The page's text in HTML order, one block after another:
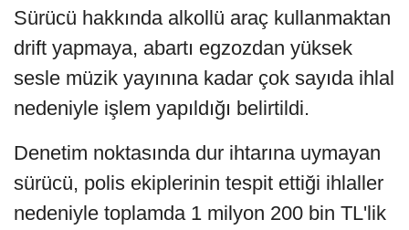
Sürücü hakkında alkollü araç kullanmaktan
drift yapmaya, abartı egzozdan yüksek
sesle müzik yayınına kadar çok sayıda ihlal
nedeniyle işlem yapıldığı belirtildi.
Denetim noktasında dur ihtarına uymayan
sürücü, polis ekiplerinin tespit ettiği ihlaller
nedeniyle toplamda 1 milyon 200 bin TL'lik